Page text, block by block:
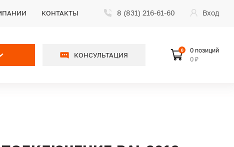
КОНТАКТЫ 8 (831) 216-61-60 Вход
КОНСУЛЬТАЦИЯ
0
0 позиций
0 ₽